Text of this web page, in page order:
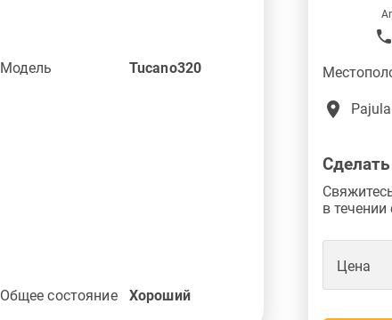
Модель Tucano320
Общее состояние Хороший
place
в течении
Цена